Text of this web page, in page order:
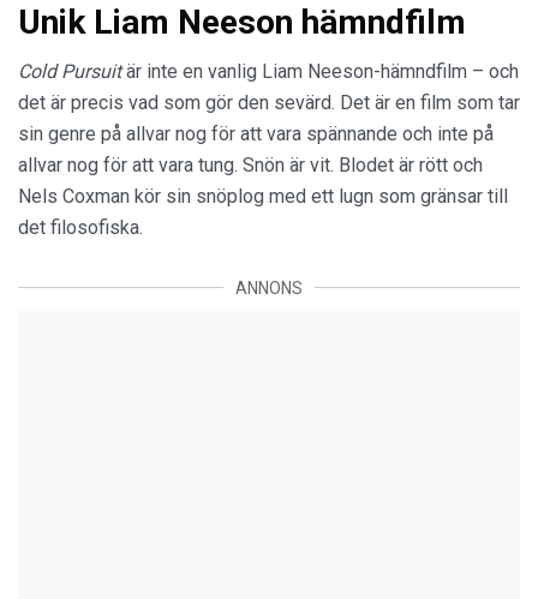
Unik Liam Neeson hämndfilm
Cold Pursuitär inte en vanlig Liam Neeson-hämndfilm – och
det är precis vad som gör den sevärd. Det är en film som tar
sin genre på allvar nog för att vara spännande och inte på
allvar nog för att vara tung. Snön är vit. Blodet är rött och
Nels Coxman kör sin snöplog med ett lugn som gränsar till
det filosofiska.
ANNONS